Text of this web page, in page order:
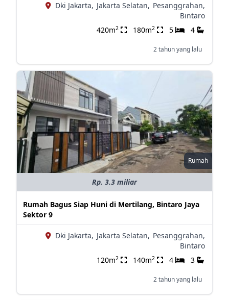
Dki Jakarta, Jakarta Selatan, Pesanggrahan,
Bintaro
420m2 180m2 5 4
2 tahun yang lalu
Rumah
Rp. 3.3 miliar
Rumah Bagus Siap Huni di Mertilang, Bintaro Jaya
Sektor 9
Dki Jakarta, Jakarta Selatan, Pesanggrahan,
Bintaro
120m2 140m2 4 3
2 tahun yang lalu